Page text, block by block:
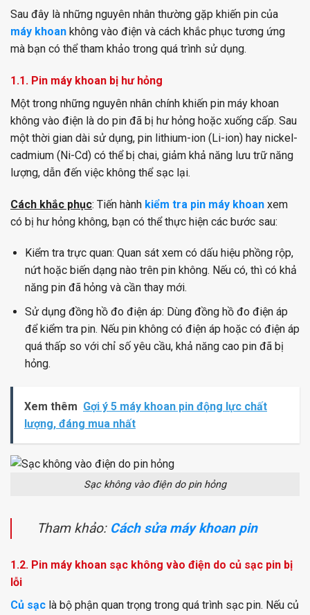
Sau đây là những nguyên nhân thường gặp khiến pin của
máy khoan không vào điện và cách khắc phục tương ứng
mà bạn có thể tham khảo trong quá trình sử dụng.
1.1. Pin máy khoan bị hư hỏng
Một trong những nguyên nhân chính khiến pin máy khoan
không vào điện là do pin đã bị hư hỏng hoặc xuống cấp. Sau
một thời gian dài sử dụng, pin lithium-ion (Li-ion) hay nickel-
cadmium (Ni-Cd) có thể bị chai, giảm khả năng lưu trữ năng
lượng, dẫn đến việc không thể sạc lại.
Cách khắc phục: Tiến hành kiểm tra pin máy khoan xem
có bị hư hỏng không, bạn có thể thực hiện các bước sau:
Kiểm tra trực quan: Quan sát xem có dấu hiệu phồng rộp,
nứt hoặc biến dạng nào trên pin không. Nếu có, thì có khả
năng pin đã hỏng và cần thay mới.
Sử dụng đồng hồ đo điện áp: Dùng đồng hồ đo điện áp
để kiểm tra pin. Nếu pin không có điện áp hoặc có điện áp
quá thấp so với chỉ số yêu cầu, khả năng cao pin đã bị
hỏng.
Xem thêm Gợi ý 5 máy khoan pin động lực chất
lượng, đáng mua nhất
Sạc không vào điện do pin hỏng
Tham khảo: Cách sửa máy khoan pin
1.2. Pin máy khoan sạc không vào điện do củ sạc pin bị
lỗi
Củ sạc là bộ phận quan trọng trong quá trình sạc pin. Nếu củ